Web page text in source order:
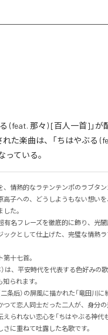
(feat. 那々) [百人一首]」が
た楽曲は、「ちはやぶる
っている。
、情熱的なラテンテンポのラブタン
高子への、どうしようもない想い
た。
有名フレーズを徹底的に飾り、光
ックとして仕上げた、完璧な情熱ラ
十七首。
は、平安時代を代表する色好みの歌
られます。
条后）の屏風に描かれた「竜田川に
つて恋人同士だった二人が、身分
られない恋心を「ちはやぶる神代
に重ねて吐露した名歌です。